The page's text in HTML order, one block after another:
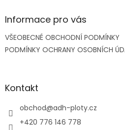
aInformace pro vás
VŠEOBECNÉ OBCHODNÍ PODMÍNKY
PODMÍNKY OCHRANY OSOBNÍCH
Kontakt
obchod@adh-ploty.cz
+420 776 146 778